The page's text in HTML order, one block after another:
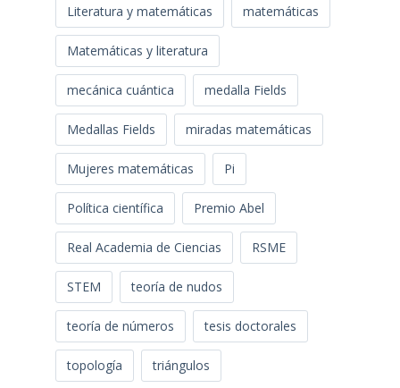
Literatura y matemáticas matemáticas
Matemáticas y literatura
mecánica cuántica medalla Fields
Medallas Fields miradas matemáticas
Mujeres matemáticas Pi
Política científica Premio Abel
Real Academia de Ciencias RSME
STEM teoría de nudos
teoría de números tesis doctorales
topología triángulos